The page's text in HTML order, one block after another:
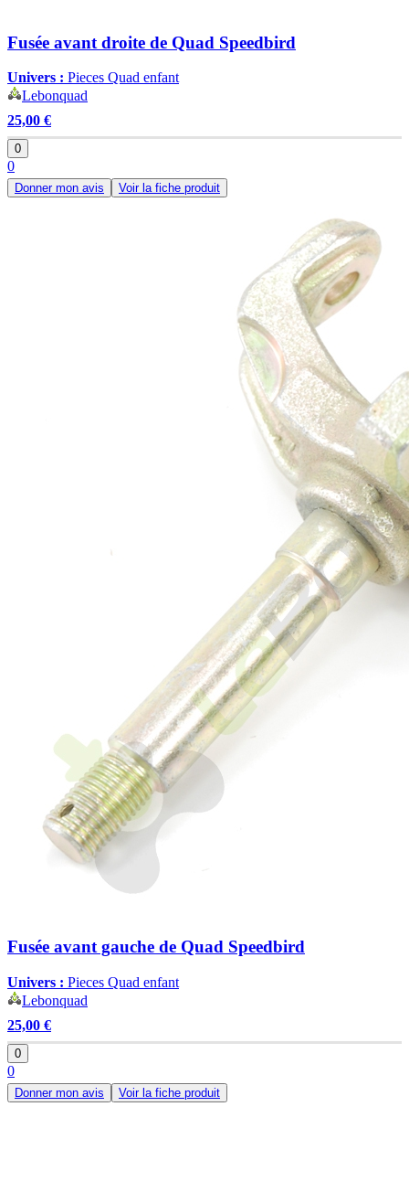
Fusée avant droite de Quad Speedbird
Univers : Pieces Quad enfant
Lebonquad
25,00 €
0
0
Donner mon avis Voir la fiche produit
Fusée avant gauche de Quad Speedbird
Univers : Pieces Quad enfant
Lebonquad
25,00 €
0
0
Donner mon avis Voir la fiche produit